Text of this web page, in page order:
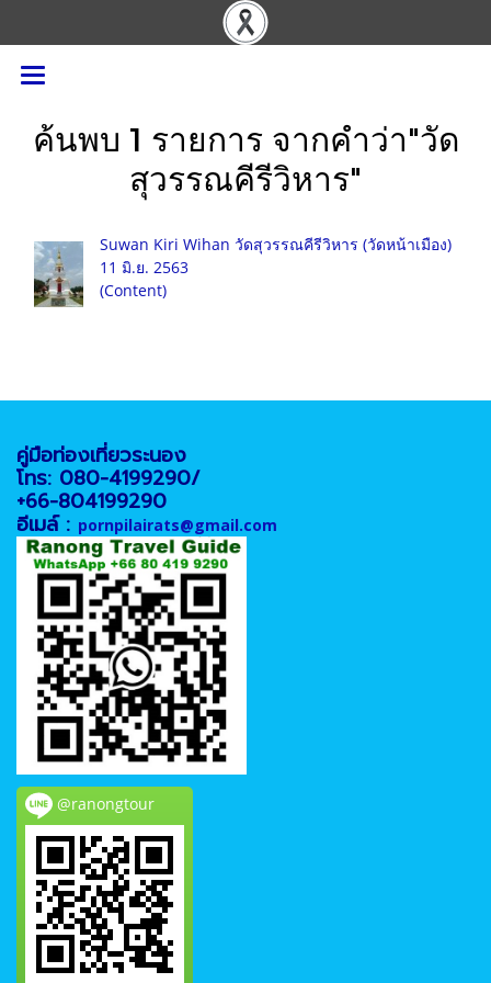
ค้นพบ 1 รายการ จากคำว่า"วัด
สุวรรณคีรีวิหาร"
Suwan Kiri Wihan วัดสุวรรณคีรีวิหาร (วัดหน้าเมือง)
11 มิ.ย. 2563
(Content)
คู่มือท่องเที่ยวระนอง
โทร: 080-4199290/
+66-804199290
อีเมล์ : pornpilairats@gmail.com
@ranongtour